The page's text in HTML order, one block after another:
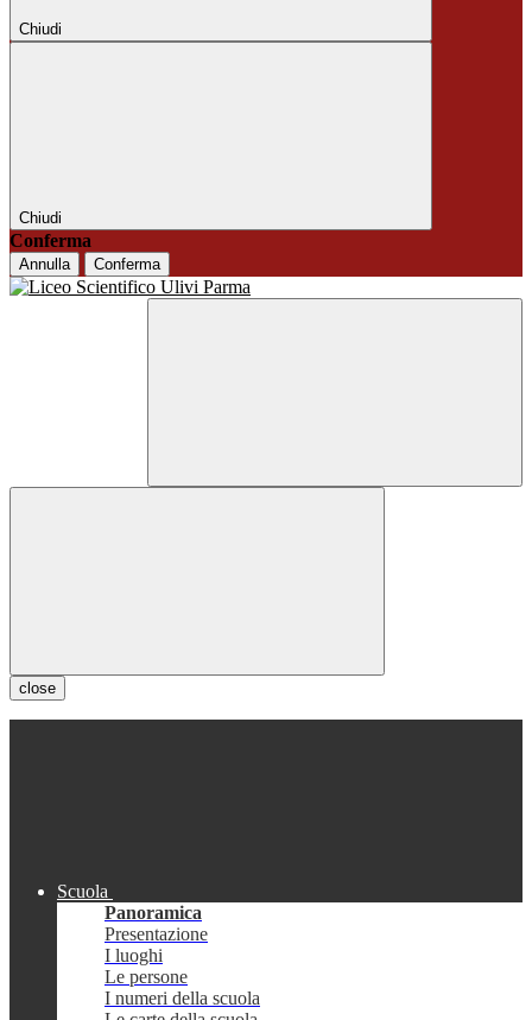
Chiudi
Chiudi
Conferma
Annulla Conferma
close
Scuola
Panoramica
Presentazione
I luoghi
Le persone
I numeri della scuola